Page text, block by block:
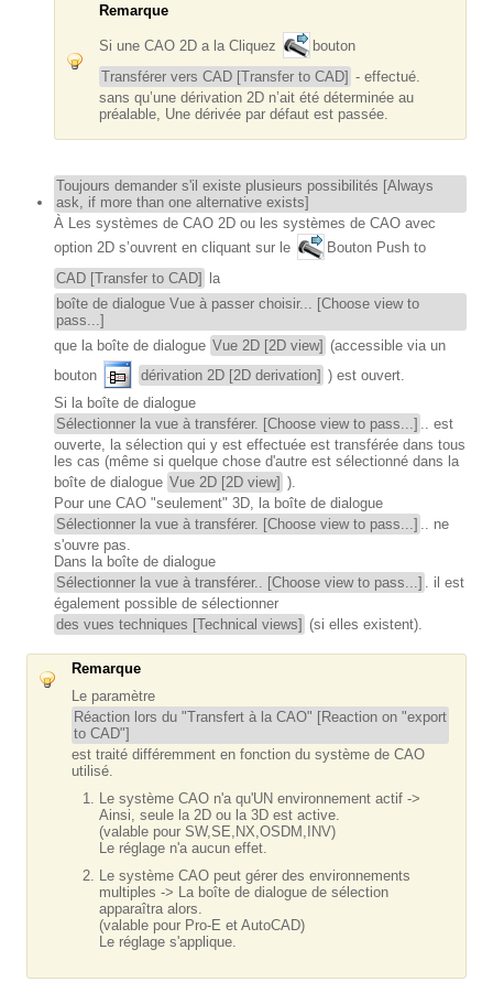
Remarque
Si une CAO 2D a la Cliquez
bouton
Transférer vers CAD [Transfer to CAD] - effectué.
sans qu’une dérivation 2D n’ait été déterminée au
préalable, Une dérivée par défaut est passée.
Toujours demander s'il existe plusieurs possibilités [Always
ask, if more than one alternative exists]
À Les systèmes de CAO 2D ou les systèmes de CAO avec
option 2D s’ouvrent en cliquant sur le
Bouton Push to
CAD [Transfer to CAD]
la
boîte de dialogue Vue à passer choisir... [Choose view to
pass...]
que la boîte de dialogue Vue 2D [2D view] (accessible via un
bouton
dérivation 2D [2D derivation] ) est ouvert.
Si la boîte de dialogue
Sélectionner la vue à transférer. [Choose view to pass...]
.. est
ouverte, la sélection qui y est effectuée est transférée dans tous
les cas (même si quelque chose d'autre est sélectionné dans la
boîte de dialogue Vue 2D [2D view] ).
Pour une CAO "seulement" 3D, la boîte de dialogue
Sélectionner la vue à transférer. [Choose view to pass...]
.. ne
s'ouvre pas.
Dans la boîte de dialogue
Sélectionner la vue à transférer.. [Choose view to pass...]
. il est
également possible de sélectionner
des vues techniques [Technical views] (si elles existent).
Remarque
Le paramètre
Réaction lors du "Transfert à la CAO" [Reaction on "export
to CAD"]
est traité différemment en fonction du système de CAO
utilisé.
Le système CAO n'a qu'UN environnement actif ->
Ainsi, seule la 2D ou la 3D est active.
(valable pour SW,SE,NX,OSDM,INV)
Le réglage n'a aucun effet.
Le système CAO peut gérer des environnements
multiples -> La boîte de dialogue de sélection
apparaîtra alors.
(valable pour Pro-E et AutoCAD)
Le réglage s'applique.